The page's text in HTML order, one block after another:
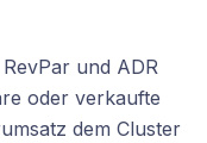
und ADR
oder verkaufte
dem Cluster